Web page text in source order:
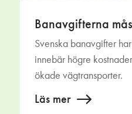
Banavgifterna
Svenska banavgifter
innebär högre
ökade vägtransporter.
Läs mer